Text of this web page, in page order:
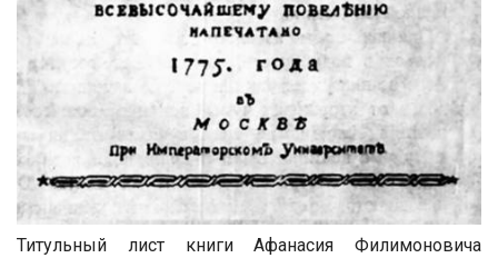
Титульный лист книги Афанасия Филимоновича